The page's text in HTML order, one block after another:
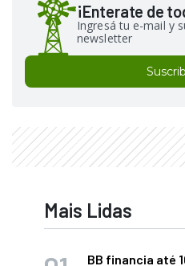
¡Enterate de
Ingresá tu e-mail y
newsletter
Mais Lidas
BB financia até